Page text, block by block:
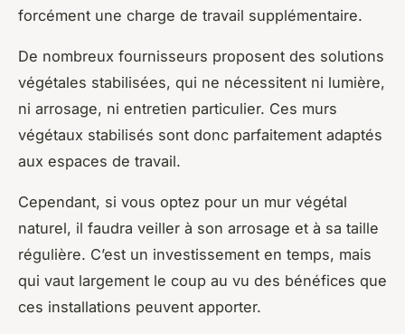
forcément une charge de travail supplémentaire.
De nombreux fournisseurs proposent des solutions
végétales stabilisées, qui ne nécessitent ni lumière,
ni arrosage, ni entretien particulier. Ces murs
végétaux stabilisés sont donc parfaitement adaptés
aux espaces de travail.
Cependant, si vous optez pour un mur végétal
naturel, il faudra veiller à son arrosage et à sa taille
régulière. C’est un investissement en temps, mais
qui vaut largement le coup au vu des bénéfices que
ces installations peuvent apporter.